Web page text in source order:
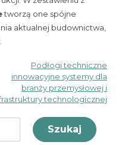
tworzą one spójne
aktualnej budownictwa,
Podłogi techniczne
innowacyjne systemy dla
branży przemysłowej i
technologicznej